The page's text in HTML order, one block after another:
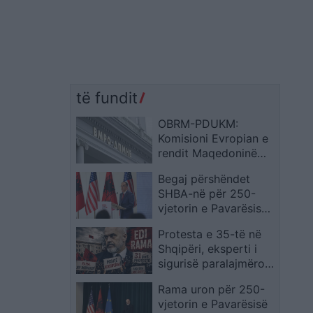
të fundit
OBRM-PDUKM:
Komisioni Evropian e
rendit Maqedoninë
kryesuese për
reforma, pavarësisht
bllokadave nga LSDM
Begaj përshëndet
SHBA-në për 250-
vjetorin e Pavarësisë
mbështetjen e saj
ndër vite
Protesta e 35-të në
Shqipëri, eksperti i
sigurisë paralajmëron
të çojnë në
përshkallëzim
Rama uron për 250-
vjetorin e Pavarësisë